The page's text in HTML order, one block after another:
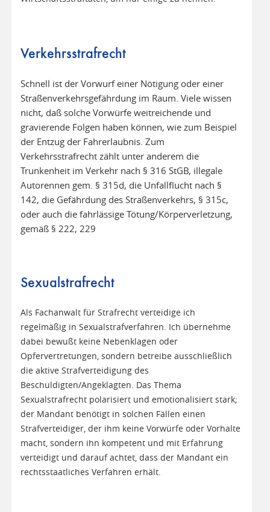
Verkehrsstrafrecht
Schnell ist der Vorwurf einer Nötigung oder einer
Straßenverkehrsgefährdung im Raum. Viele wissen
nicht, daß solche Vorwürfe weitreichende und
gravierende Folgen haben können, wie zum Beispiel
der Entzug der Fahrerlaubnis. Zum
Verkehrsstrafrecht zählt unter anderem die
Trunkenheit im Verkehr nach § 316 StGB, illegale
Autorennen gem. § 315d, die Unfallflucht nach §
142, die Gefährdung des Straßenverkehrs, § 315c,
oder auch die fahrlässige Tötung/Körperverletzung,
gemäß § 222, 229
Sexualstrafrecht
Als Fachanwalt für Strafrecht verteidige ich
regelmäßig in Sexualstrafverfahren. Ich übernehme
dabei bewußt keine Nebenklagen oder
Opfervertretungen, sondern betreibe ausschließlich
die aktive Strafverteidigung des
Beschuldigten/Angeklagten. Das Thema
Sexualstrafrecht polarisiert und emotionalisiert stark;
der Mandant benötigt in solchen Fällen einen
Strafverteidiger, der ihm keine Vorwürfe oder Vorhalte
macht, sondern ihn kompetent und mit Erfahrung
verteidigt und darauf achtet, dass der Mandant ein
rechtsstaatliches Verfahren erhält.